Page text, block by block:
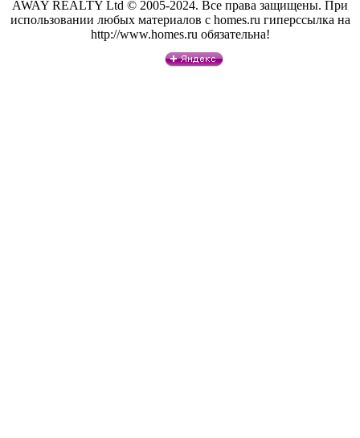
AWAY REALTY Ltd © 2005-2024. Все права защищены. При
использовании любых материалов с homes.ru гиперссылка на
http://www.homes.ru обязательна!